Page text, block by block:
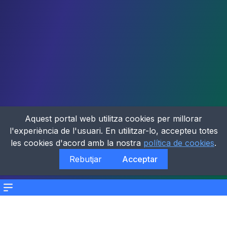
Menu
Aquest portal web utilitza cookies per millorar
l'experiència de l'usuari. En utilitzar-lo, accepteu totes
les cookies d'acord amb la nostra política de cookies.
Rebutjar
Acceptar